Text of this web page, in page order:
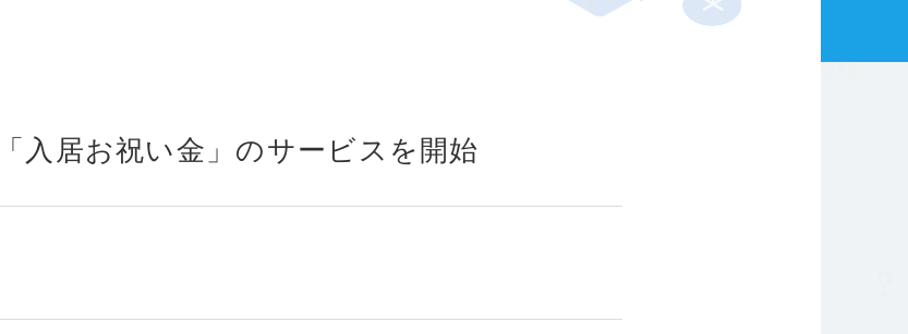
イの方はこちら
入居お祝い金」のサービスを開始